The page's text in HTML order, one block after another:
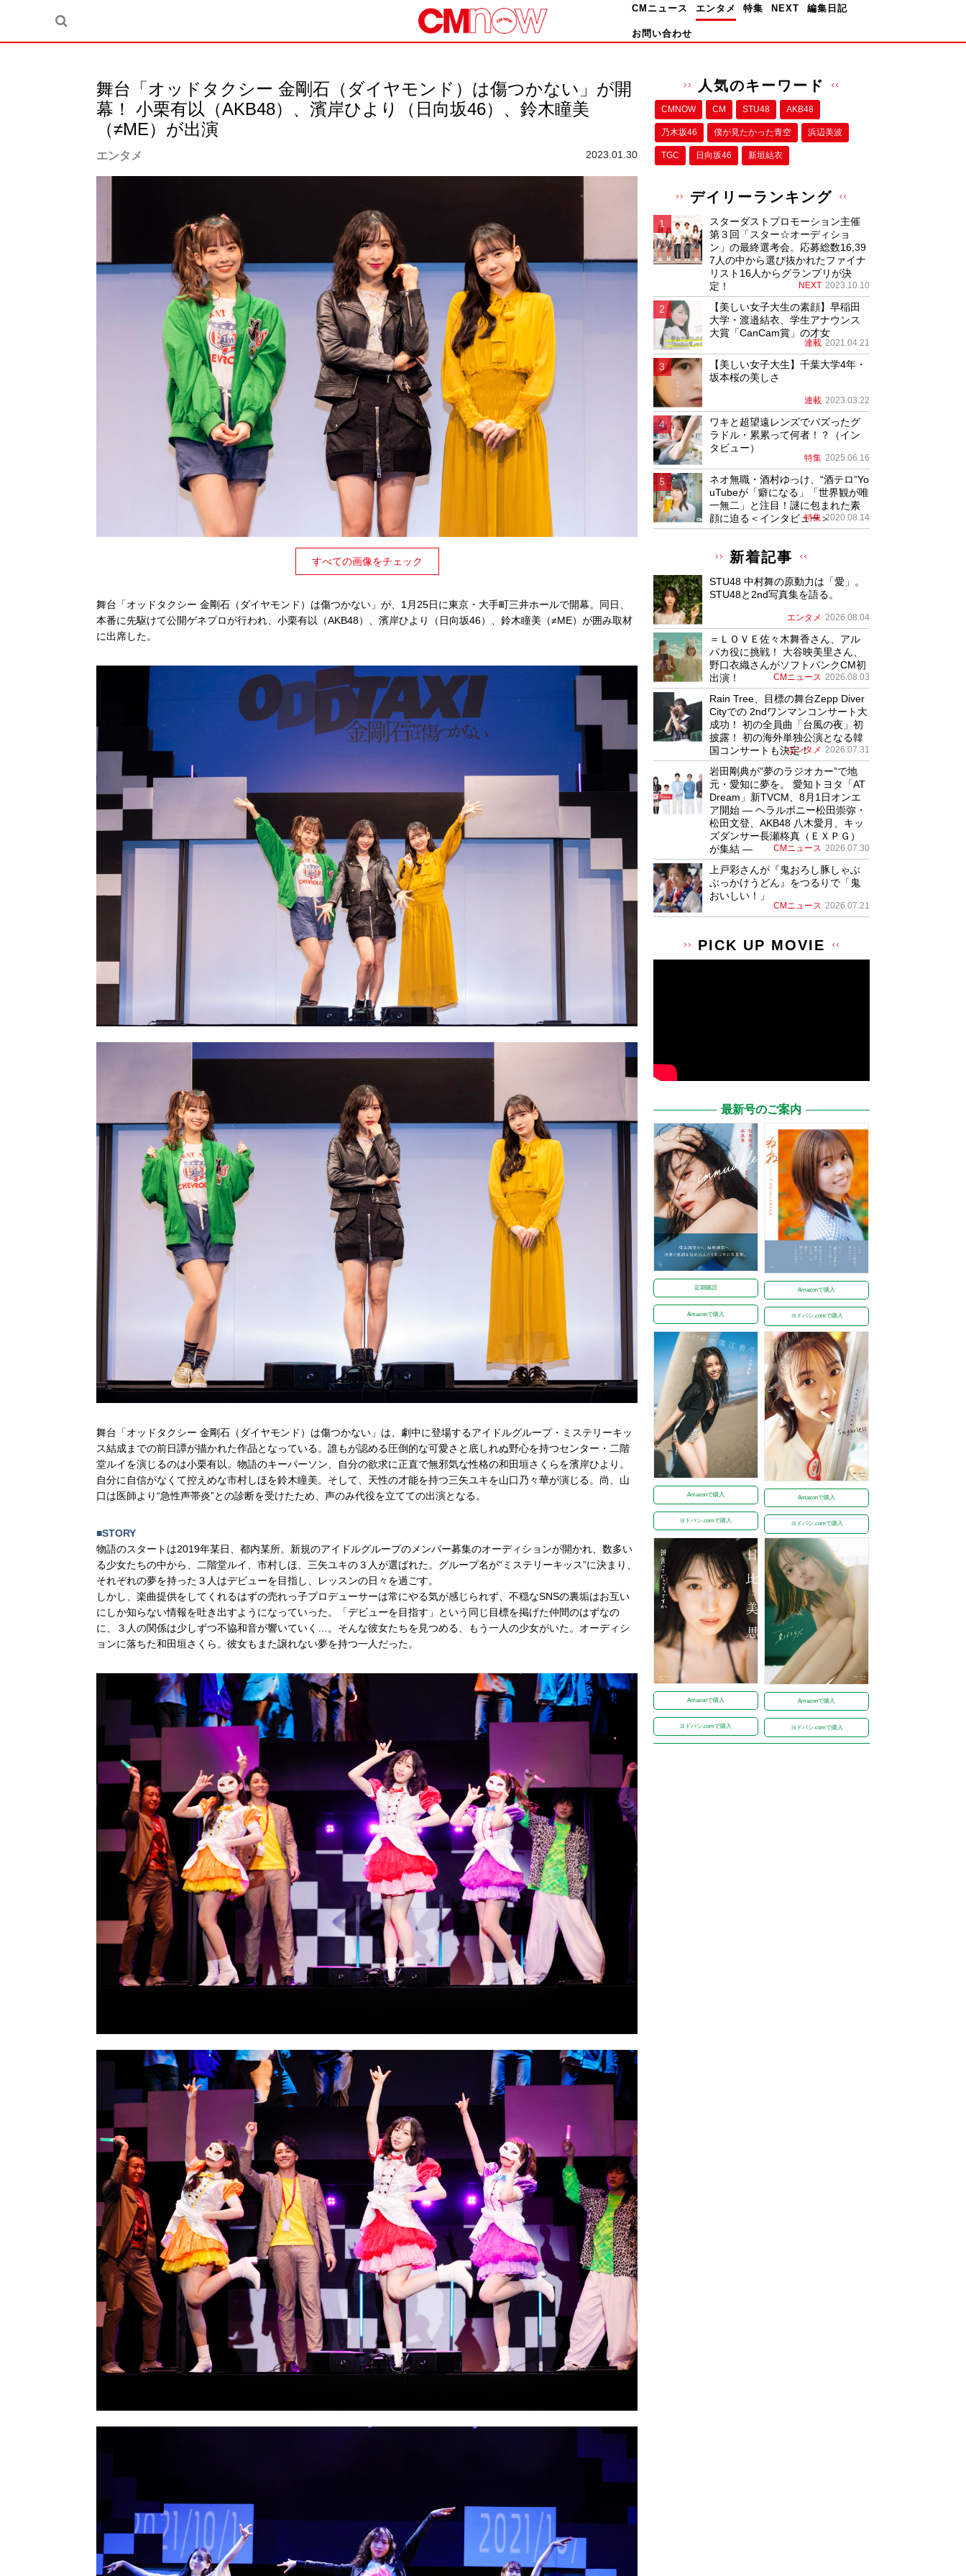
CMニュース エンタメ 特集 NEXT 編集日記
お問い合わせ
舞台「オッドタクシー 金剛石（ダイヤモンド）は傷つかない」が開
幕！ 小栗有以（AKB48）、濱岸ひより（日向坂46）、鈴木瞳美
（≠ME）が出演
エンタメ 2023.01.30
すべての画像をチェック
舞台「オッドタクシー 金剛石（ダイヤモンド）は傷つかない」が、1月25日に東京・大手町三井ホールで開幕。同日、
本番に先駆けて公開ゲネプロが行われ、小栗有以（AKB48）、濱岸ひより（日向坂46）、鈴木瞳美（≠ME）が囲み取材
に出席した。
舞台「オッドタクシー 金剛石（ダイヤモンド）は傷つかない」は、劇中に登場するアイドルグループ・ミステリーキッ
ス結成までの前日譚が描かれた作品となっている。誰もが認める圧倒的な可愛さと底しれぬ野心を持つセンター・二階
堂ルイを演じるのは小栗有以。物語のキーパーソン、自分の欲求に正直で無邪気な性格の和田垣さくらを濱岸ひより。
自分に自信がなくて控えめな市村しほを鈴木瞳美。そして、天性の才能を持つ三矢ユキを山口乃々華が演じる。尚、山
口は医師より“急性声帯炎”との診断を受けたため、声のみ代役を立てての出演となる。
■STORY
物語のスタートは2019年某日、都内某所。新規のアイドルグループのメンバー募集のオーディションが開かれ、数多い
る少女たちの中から、二階堂ルイ、市村しほ、三矢ユキの３人が選ばれた。グループ名が“ミステリーキッス”に決まり、
それぞれの夢を持った３人はデビューを目指し、レッスンの日々を過ごす。
しかし、楽曲提供をしてくれるはずの売れっ子プロデューサーは常にやる気が感じられず、不穏なSNSの裏垢はお互い
にしか知らない情報を吐き出すようになっていった。「デビューを目指す」という同じ目標を掲げた仲間のはずなの
に、３人の関係は少しずつ不協和音が響いていく…。そんな彼女たちを見つめる、もう一人の少女がいた。オーディシ
ョンに落ちた和田垣さくら。彼女もまた譲れない夢を持つ一人だった。
人気のキーワード
CMNOW CM STU48 AKB48
乃木坂46 僕が⾒たかった⻘空 浜辺美波
TGC 日向坂46 新垣結衣
デイリーランキング
スターダストプロモーション主催
第３回「スター☆オーディショ
ン」の最終選考会。応募総数16,39
7人の中から選び抜かれたファイナ
リスト16人からグランプリが決
定！
NEXT 2023.10.10
【美しい女子大生の素顔】早稲田
大学・渡邉結衣、学生アナウンス
大賞「CanCam賞」の才女
連載 2021.04.21
【美しい女子大生】千葉大学4年・
坂本桜の美しさ
連載 2023.03.22
ワキと超望遠レンズでバズったグ
ラドル・累累って何者！？（イン
タビュー）
特集 2025.06.16
ネオ無職・酒村ゆっけ、“酒テロ”Yo
uTubeが「癖になる」「世界観が唯
一無二」と注目！謎に包まれた素
顔に迫る＜インタビュー＞
特集 2020.08.14
新着記事
STU48 中村舞の原動力は「愛」。
STU48と2nd写真集を語る。
エンタメ 2026.08.04
＝ＬＯＶＥ佐々木舞香さん、アル
パカ役に挑戦！ 大谷映美里さん、
野口衣織さんがソフトバンクCM初
出演！
CMニュース 2026.08.03
Rain Tree、目標の舞台Zepp Diver
Cityでの 2ndワンマンコンサート大
成功！ 初の全員曲「台風の夜」初
披露！ 初の海外単独公演となる韓
国コンサートも決定！
エンタメ 2026.07.31
岩田剛典が”夢のラジオカー”で地
元・愛知に夢を。 愛知トヨタ「AT
Dream」新TVCM、8月1日オンエ
ア開始 ― ヘラルボニー松田崇弥・
松田文登、AKB48 八木愛月、キッ
ズダンサー長瀬柊真（ＥＸＰＧ）
が集結 ―
CMニュース 2026.07.30
上戸彩さんが『鬼おろし豚しゃぶ
ぶっかけうどん』をつるりで「鬼
おいしい！」
CMニュース 2026.07.21
PICK UP MOVIE
最新号のご案内
定期購読
Amazonで購入
Amazonで購入
ヨドバシ.comで購入
Amazonで購入
ヨドバシ.comで購入
Amazonで購入
ヨドバシ.comで購入
Amazonで購入
ヨドバシ.comで購入
Amazonで購入
ヨドバシ.comで購入